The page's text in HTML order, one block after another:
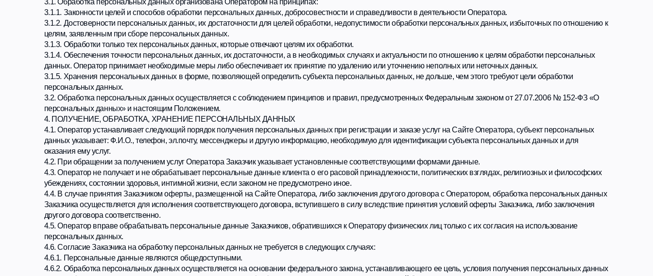
персональных данных.
3.2. Обработка персональных данных осуществляется с соблюдением принципов и правил, предусмотренных Федеральным законом от 27.07.2006 № 152-ФЗ «О
персональных данных» и настоящим Положением.
4. ПОЛУЧЕНИЕ, ОБРАБОТКА, ХРАНЕНИЕ ПЕРСОНАЛЬНЫХ ДАННЫХ
4.1. Оператор устанавливает следующий порядок получения персональных данных при регистрации и заказе услуг на Сайте Оператора, субъект персональных
данных указывает: Ф.И.О., телефон, эл.почту, мессенджеры и другую информацию, необходимую для идентификации субъекта персональных данных и для
оказания ему услуг.
4.2. При обращении за получением услуг Оператора Заказчик указывает установленные соответствующими формами данные.
4.3. Оператор не получает и не обрабатывает персональные данные клиента о его расовой принадлежности, политических взглядах, религиозных и философских
убеждениях, состоянии здоровья, интимной жизни, если законом не предусмотрено иное.
4.4. В случае принятия Заказчиком оферты, размещенной на Сайте Оператора, либо заключения другого договора с Оператором, обработка персональных данных
Заказчика осуществляется для исполнения соответствующего договора, вступившего в силу вследствие принятия условий оферты Заказчика, либо заключения
другого договора соответственно.
4.5. Оператор вправе обрабатывать персональные данные Заказчиков, обратившихся к Оператору физических лиц только с их согласия на использование
персональных данных.
4.6.1. Персональные данные являются общедоступными.
4.6.2. Обработка персональных данных осуществляется на основании федерального закона, устанавливающего ее цель, условия получения персональных данных
и круг субъектов, персональные данные которых подлежат обработке, а также определенных полномочий Оператора.
4.6.3. По требованию полномочных государственных органов - в случаях, предусмотренных федеральным законом.
4.6.4. Обработка персональных данных в целях исполнения договора, заключенного с Оператором.
4.6.5. Обработка персональных данных осуществляется для статистических или иных научных целей при условии обязательного обезличивания персональных
данных.
4.6.6. Обработка персональных данных необходима для защиты жизни, здоровья или иных жизненно важных интересов Заказчика, если получение его согласия
4.7. Оператор обеспечивает безопасное хранение персональных данных, в том числе:
4.7.1. Хранение, комплектование, учет и использование содержащих персональные данные документов организуется в форме обособленного архива Оператора.
4.7.2. Хранение персональных данных должно осуществляться в форме, позволяющей определить субъекта персональных данных, не дольше, чем этого требуют
цели обработки персональных данных, если срок хранения персональных данных не установлен федеральным законом, договором, стороной которого,